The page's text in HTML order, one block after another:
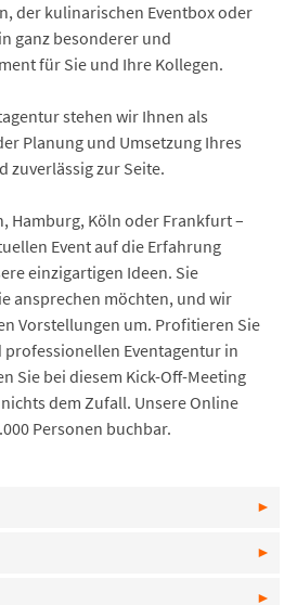
der kulinarischen Eventbox oder
ganz besonderer und
für Sie und Ihre Kollegen.
stehen wir Ihnen als
Planung und Umsetzung Ihres
zuverlässig zur Seite.
Hamburg, Köln oder Frankfurt –
Event auf die Erfahrung
einzigartigen Ideen. Sie
ansprechen möchten, und wir
Vorstellungen um. Profitieren Sie
Eventagentur in
Sie bei diesem Kick-Off-Meeting
dem Zufall. Unsere Online
Personen buchbar.